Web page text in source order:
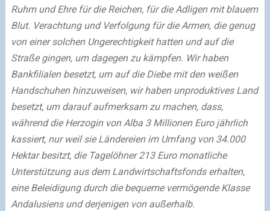
Ruhm und Ehre für die Reichen, für die Adligen mit blauem
Blut. Verachtung und Verfolgung für die Armen, die genug
von einer solchen Ungerechtigkeit hatten und auf die
Straße gingen, um dagegen zu kämpfen. Wir haben
Bankfilialen besetzt, um auf die Diebe mit den weißen
Handschuhen hinzuweisen, wir haben unproduktives Land
besetzt, um darauf aufmerksam zu machen, dass,
während die Herzogin von Alba 3 Millionen Euro jährlich
kassiert, nur weil sie Ländereien im Umfang von 34.000
Hektar besitzt, die Tagelöhner 213 Euro monatliche
Unterstützung aus dem Landwirtschaftsfonds erhalten,
eine Beleidigung durch die bequeme vermögende Klasse
Andalusiens und derjenigen von außerhalb.